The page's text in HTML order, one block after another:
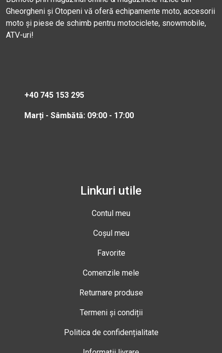
Gheorgheni și Otopeni vă oferă echipamente moto, accesorii
moto și piese de schimb pentru motociclete, snowmobile,
ATV-uri!
+40 745 153 295
Marți - Sâmbătă: 09:00 - 17:00
Linkuri utile
Contul meu
Coșul meu
Favorite
Comenzile mele
Returnare produse
Termeni și condiții
Politica de confidențialitate